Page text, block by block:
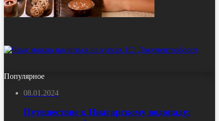
Популярное
08.01.2024
Путешествие к Ниагарскому водопаду: